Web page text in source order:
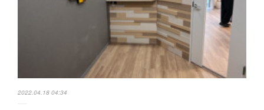
2022.04.18 04:34